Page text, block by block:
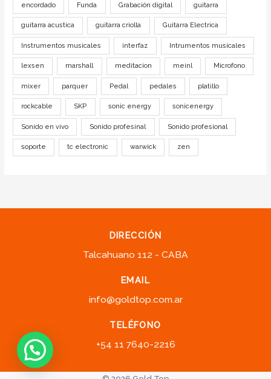
encordado Funda Grabación digital guitarra
guitarra acustica guitarra criolla Guitarra Electrica
Instrumentos musicales interfaz Intrumentos musicales
lexsen marshall meditacion meinl Microfono
mixer parquer Pedal pedales platillo
rockcable SKP sonic energy sonicenergy
Sonido en vivo Sonido profesinal Sonido profesional
soporte tc electronic warwick zen
DIRECCIÓN
Talcahuano 112 - CABA
EMAIL
info@goldtop.com.ar
TELÉFONO
+54 11 7640-2216